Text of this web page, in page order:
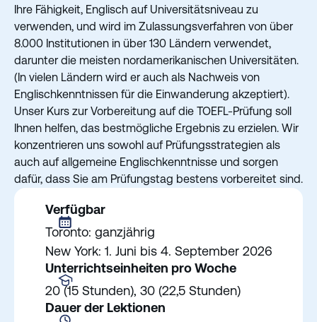
Ihre Fähigkeit, Englisch auf Universitätsniveau zu
verwenden, und wird im Zulassungsverfahren von über
8.000 Institutionen in über 130 Ländern verwendet,
darunter die meisten nordamerikanischen Universitäten.
(In vielen Ländern wird er auch als Nachweis von
Englischkenntnissen für die Einwanderung akzeptiert).
Unser Kurs zur Vorbereitung auf die TOEFL-Prüfung soll
Ihnen helfen, das bestmögliche Ergebnis zu erzielen. Wir
konzentrieren uns sowohl auf Prüfungsstrategien als
auch auf allgemeine Englischkenntnisse und sorgen
dafür, dass Sie am Prüfungstag bestens vorbereitet sind.
Verfügbar
Toronto: ganzjährig
New York: 1. Juni bis 4. September 2026
Unterrichtseinheiten pro Woche
20 (15 Stunden), 30 (22,5 Stunden)
Dauer der Lektionen